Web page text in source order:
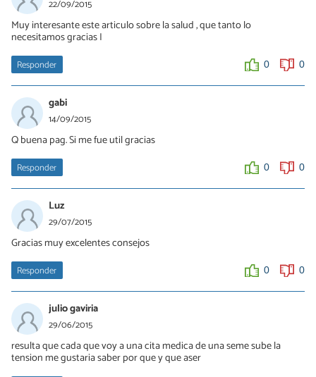
22/09/2015
Muy interesante este articulo sobre la salud , que tanto lo
necesitamos gracias I
Responder 0 0
gabi
14/09/2015
Q buena pag. Si me fue util gracias
Responder 0 0
Luz
29/07/2015
Gracias muy excelentes consejos
Responder 0 0
julio gaviria
29/06/2015
resulta que cada que voy a una cita medica de una seme sube la
tension me gustaria saber por que y que aser